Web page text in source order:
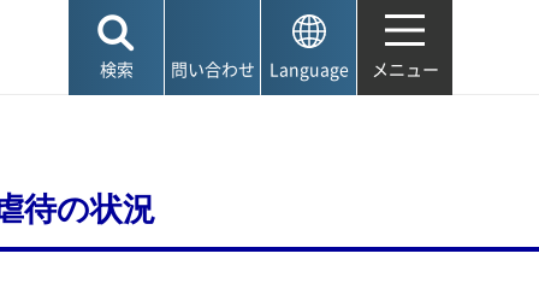
検索 問い合わせ Language メニュー
待の状況